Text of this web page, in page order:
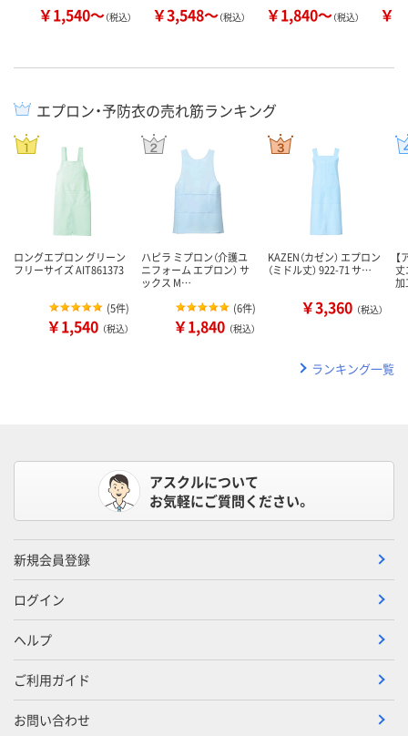
￥1,540～（税込） ￥3,548～（税込） ￥1,840～（税込） ￥
エプロン・予防衣の売れ筋ランキング
ロングエプロン グリーン
フリーサイズ AIT861373
(5件)
￥1,540 （税込）
ハピラ ミプロン（介護ユ
ニフォーム エプロン） サ
ックス M…
(6件)
￥1,840 （税込）
KAZEN（カゼン） エプロン
（ミドル丈） 922-71 サ…
￥3,360 （税込）
丈
ランキング一覧
アスクルについて
お気軽にご質問ください。
新規会員登録
ログイン
ヘルプ
ご利用ガイド
お問い合わせ